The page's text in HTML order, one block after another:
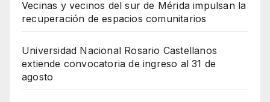
Vecinas y vecinos del sur de Mérida impulsan la
recuperación de espacios comunitarios
Universidad Nacional Rosario Castellanos
extiende convocatoria de ingreso al 31 de
agosto